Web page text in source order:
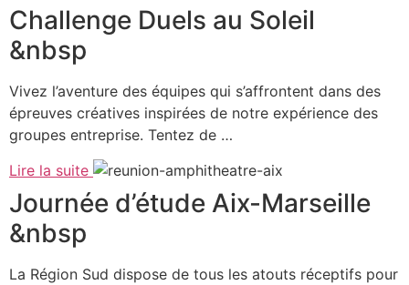
Challenge Duels au Soleil
&nbsp
Vivez l’aventure des équipes qui s’affrontent dans des
épreuves créatives inspirées de notre expérience des
groupes entreprise. Tentez de …
Lire la suite
Journée d’étude Aix-Marseille
&nbsp
La Région Sud dispose de tous les atouts réceptifs pour